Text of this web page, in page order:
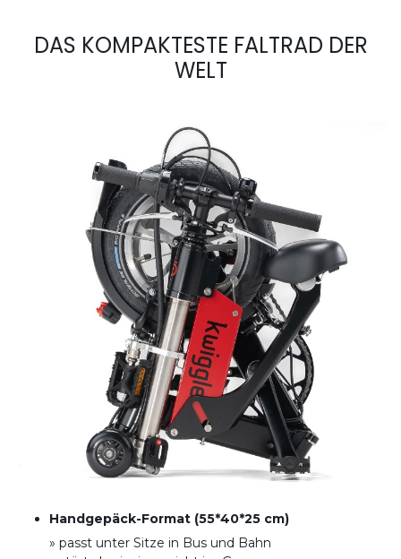
DAS KOMPAKTESTE FALTRAD DER
WELT
Handgepäck-Format (55*40*25 cm)
» passt unter Sitze in Bus und Bahn